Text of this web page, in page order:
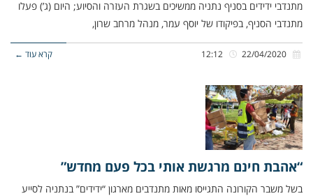
מתנדבי ידידים בסניף נתניה ממשיכים בשגרת העזרה והסיוע; היום (ג’) פעלו
מתנדבי הסניף, בפיקודו של יוסף עמר, מנהל מרחב שרון,
קרא עוד ←
“אהבת חינם מרגשת אותי בכל פעם מחדש”
בשל משבר הקורונה התגייסו מאות מתנדבים מארגון “ידידים” בנתניה לסייע